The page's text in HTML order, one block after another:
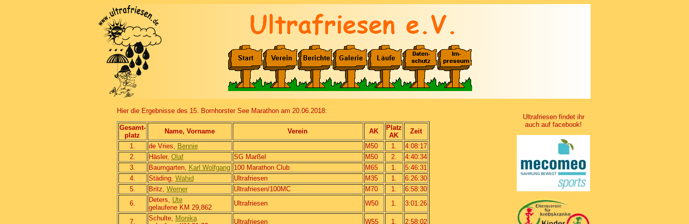
Ultrafriesen findet ihr
auch auf facebook!
Hier die Ergebnisse des 15. Bornhorster See Marathon am 20.06.2018:
Gesamt-
platz
Name, Vorname Verein AK
Platz
AK
Zeit
1.
de Vries, Bennie M50 1.
4:08:17
2.
Häsler, Olaf SG Marßel M50 2.
4:40:34
3.
Baumgarten, Karl Wolfgang 100 Marathon Club M65 1.
5:46:31
4.
Städing, Wahid Ultrafriesen M35 1.
6:26:30
5.
Britz, Werner Ultrafriesen/100MC M70 1.
6:58:30
6.
Deters, Ute
gelaufene KM 29,862
Ultrafriesen W50 1. 3:01:26
7. Schulte, Monika
Ultrafriesen W55 1. 2:58:02